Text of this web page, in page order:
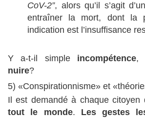
CoV-2”, alors qu’il s’agit
entraîner la mort, dont la
indication est l’insuffisance
Y a-t-il simple incompétence,
nuire?
5) «Conspirationnisme» et
Il est demandé à chaque
tout le monde. Les gestes